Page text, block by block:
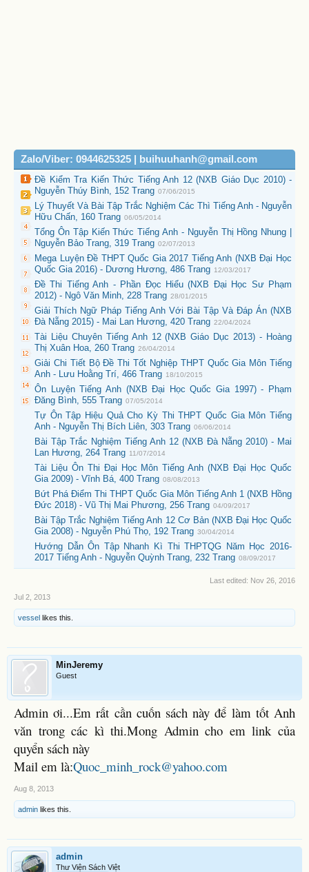
Zalo/Viber: 0944625325 | buihuuhanh@gmail.com
Đề Kiểm Tra Kiến Thức Tiếng Anh 12 (NXB Giáo Dục 2010) -
Nguyễn Thúy Bình, 152 Trang 07/06/2015
Lý Thuyết Và Bài Tập Trắc Nghiệm Các Thì Tiếng Anh - Nguyễn
Hữu Chấn, 160 Trang 06/05/2014
Tổng Ôn Tập Kiến Thức Tiếng Anh - Nguyễn Thị Hồng Nhung |
Nguyễn Bảo Trang, 319 Trang 02/07/2013
Mega Luyện Đề THPT Quốc Gia 2017 Tiếng Anh (NXB Đại Học
Quốc Gia 2016) - Dương Hương, 486 Trang 12/03/2017
Đề Thi Tiếng Anh - Phần Đọc Hiểu (NXB Đại Học Sư Phạm
2012) - Ngô Văn Minh, 228 Trang 28/01/2015
Giải Thích Ngữ Pháp Tiếng Anh Với Bài Tập Và Đáp Án (NXB
Đà Nẵng 2015) - Mai Lan Hương, 420 Trang 22/04/2024
Tài Liệu Chuyên Tiếng Anh 12 (NXB Giáo Dục 2013) - Hoàng
Thị Xuân Hoa, 260 Trang 26/04/2014
Giải Chi Tiết Bộ Đề Thi Tốt Nghiệp THPT Quốc Gia Môn Tiếng
Anh - Lưu Hoằng Trí, 466 Trang 18/10/2015
Ôn Luyện Tiếng Anh (NXB Đại Học Quốc Gia 1997) - Phạm
Đăng Bình, 555 Trang 07/05/2014
Tự Ôn Tập Hiệu Quả Cho Kỳ Thi THPT Quốc Gia Môn Tiếng
Anh - Nguyễn Thị Bích Liên, 303 Trang 06/06/2014
Bài Tập Trắc Nghiệm Tiếng Anh 12 (NXB Đà Nẵng 2010) - Mai
Lan Hương, 264 Trang 11/07/2014
Tài Liệu Ôn Thi Đại Học Môn Tiếng Anh (NXB Đại Học Quốc
Gia 2009) - Vĩnh Bá, 400 Trang 08/08/2013
Bứt Phá Điểm Thi THPT Quốc Gia Môn Tiếng Anh 1 (NXB Hồng
Đức 2018) - Vũ Thị Mai Phương, 256 Trang 04/09/2017
Bài Tập Trắc Nghiệm Tiếng Anh 12 Cơ Bản (NXB Đại Học Quốc
Gia 2008) - Nguyễn Phú Thọ, 192 Trang 30/04/2014
Hướng Dẫn Ôn Tập Nhanh Kì Thi THPTQG Năm Học 2016-
2017 Tiếng Anh - Nguyễn Quỳnh Trang, 232 Trang 08/09/2017
Last edited: Nov 26, 2016
Jul 2, 2013
vessel likes this.
MinJeremy
Guest
Admin ơi...Em rất cần cuốn sách này để làm tốt Anh
văn trong các kì thi.Mong Admin cho em link của
quyển sách này
Mail em là:Quoc_minh_rock@yahoo.com
Aug 8, 2013
admin likes this.
admin
Thư Viện Sách Việt